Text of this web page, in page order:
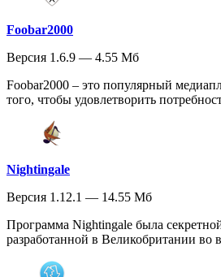
Foobar2000
Версия 1.6.9 — 4.55 Мб
Foobar2000 – это популярный
того, чтобы удовлетворить
Nightingale
Версия 1.12.1 — 14.55 Мб
Программа Nightingale была
разработанной в Великобритании во